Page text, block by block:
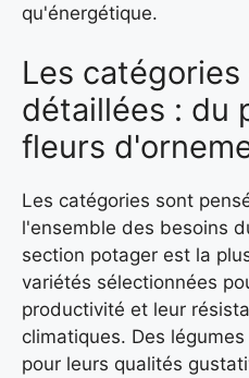
qu'énergétique.
Les
détaillées : du
fleurs
Les catégories sont
l'ensemble des besoins
section potager est la
variétés sélectionnées
productivité et leur
climatiques. Des
pour leurs qualités